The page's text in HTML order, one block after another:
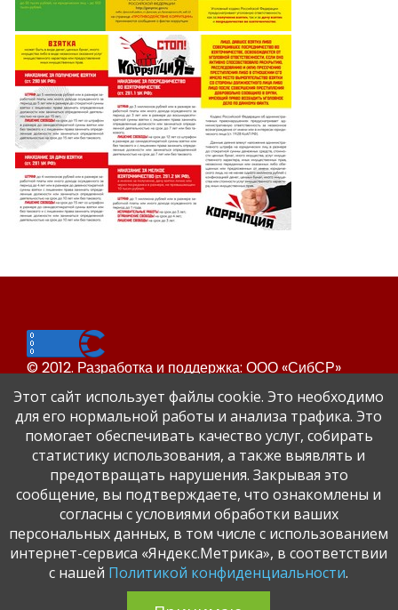
© 2012. Разработка и поддержка: ООО «СибСР»
Все права защищены законом и международными
соглашениями.
Сайт Динского района
Официальный сайт администрации Краснодарского
края.
Этот сайт использует файлы cookie. Это необходимо
для его нормальной работы и анализа трафика. Это
помогает обеспечивать качество услуг, собирать
статистику использования, а также выявлять и
предотвращать нарушения. Закрывая это
сообщение, вы подтверждаете, что ознакомлены и
согласны с условиями обработки ваших
персональных данных, в том числе с использованием
интернет-сервиса «Яндекс.Метрика», в соответствии
с нашей Политикой конфиденциальности.